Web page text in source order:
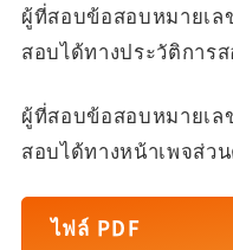
ผู้ที่สอบข้อสอบหมายเล
สอบได้ทางประวัติการ
ผู้ที่สอบข้อสอบหมายเล
สอบได้ทางหน้าเพจส่ว
ไฟล์ PDF